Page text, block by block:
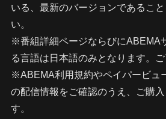
いる、最新のバージョンであるこ
い。
※番組詳細ページならびにABEMA
る言語は日本語のみとなります。ご
※ABEMA利用規約やペイパービュ
の配信情報をご確認のうえ、ご購
す。